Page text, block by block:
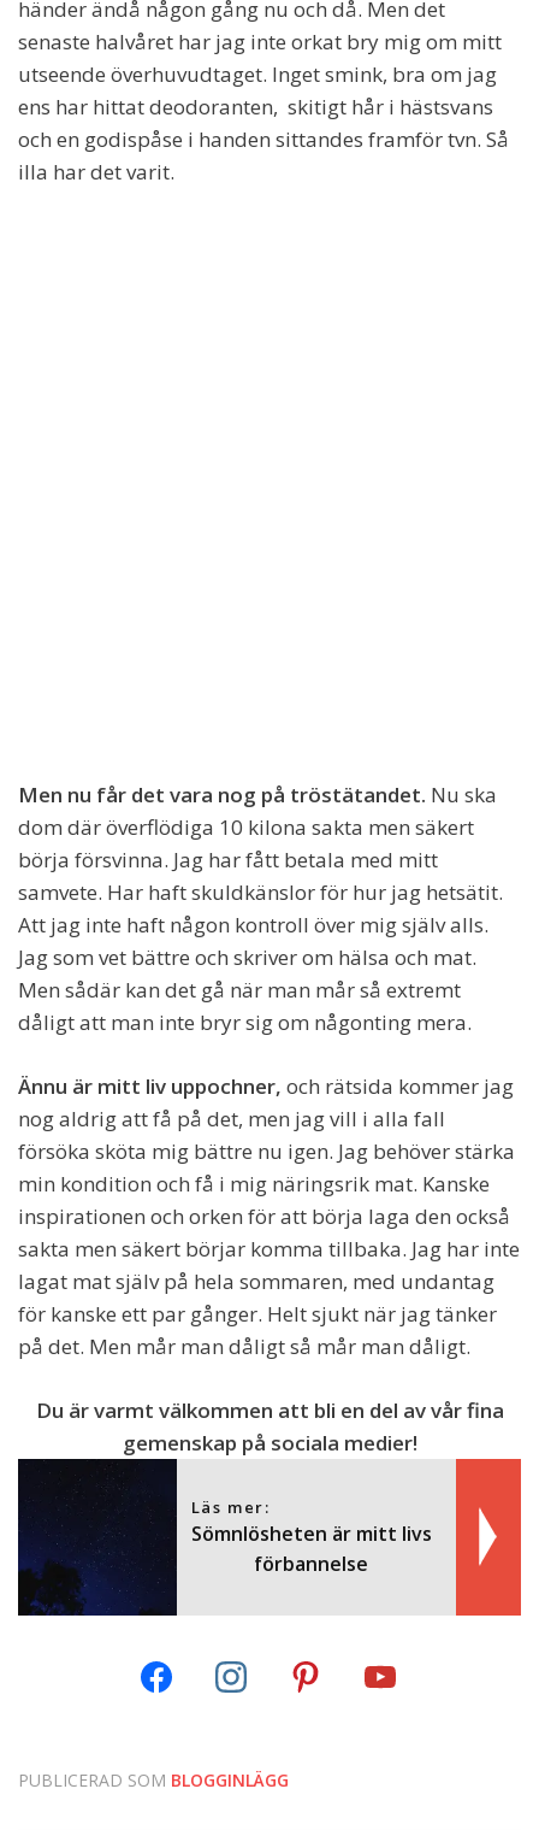
händer ändå någon gång nu och då. Men det
senaste halvåret har jag inte orkat bry mig om mitt
utseende överhuvudtaget. Inget smink, bra om jag
ens har hittat deodoranten, skitigt hår i hästsvans
och en godispåse i handen sittandes framför tvn. Så
illa har det varit.
Men nu får det vara nog på tröstätandet. Nu ska
dom där överflödiga 10 kilona sakta men säkert
börja försvinna. Jag har fått betala med mitt
samvete. Har haft skuldkänslor för hur jag hetsätit.
Att jag inte haft någon kontroll över mig själv alls.
Jag som vet bättre och skriver om hälsa och mat.
Men sådär kan det gå när man mår så extremt
dåligt att man inte bryr sig om någonting mera.
Ännu är mitt liv uppochner, och rätsida kommer jag
nog aldrig att få på det, men jag vill i alla fall
försöka sköta mig bättre nu igen. Jag behöver stärka
min kondition och få i mig näringsrik mat. Kanske
inspirationen och orken för att börja laga den också
sakta men säkert börjar komma tillbaka. Jag har inte
lagat mat själv på hela sommaren, med undantag
för kanske ett par gånger. Helt sjukt när jag tänker
på det. Men mår man dåligt så mår man dåligt.
Du är varmt välkommen att bli en del av vår fina
gemenskap på sociala medier!
Läs mer:
Sömnlösheten är mitt livs
förbannelse
PUBLICERAD SOM BLOGGINLÄGG